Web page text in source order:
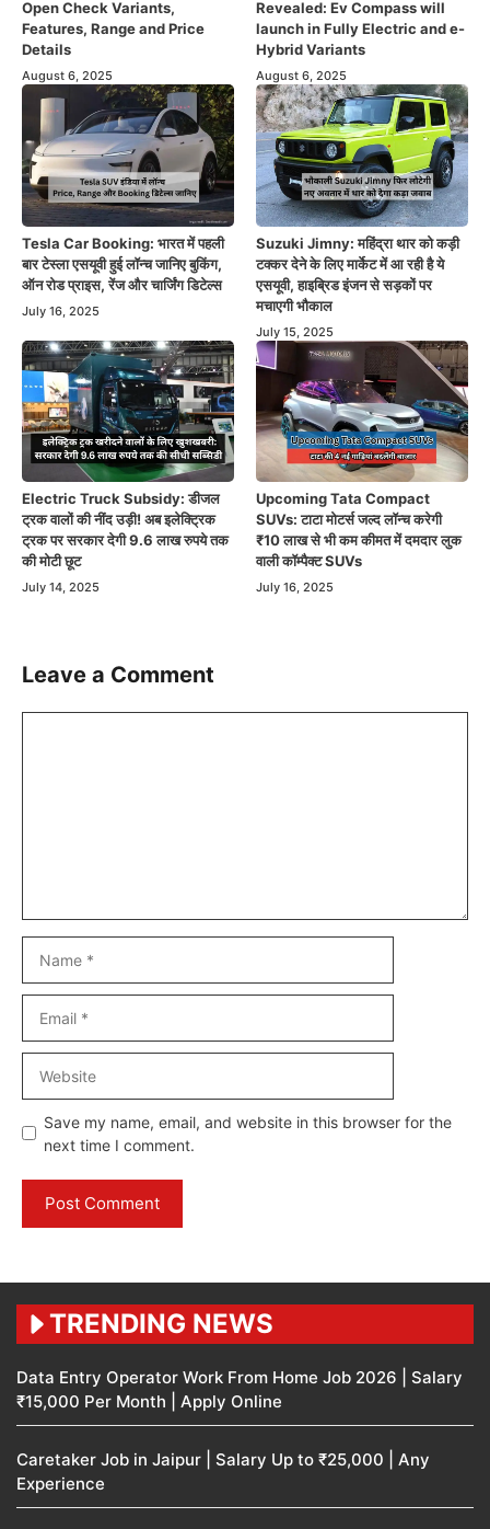
Open Check Variants,
Features, Range and Price
Details
August 6, 2025
Revealed: Ev Compass will
launch in Fully Electric and e-
Hybrid Variants
August 6, 2025
Tesla Car Booking: भारत में पहली
बार टेस्ला एसयूवी हुई लॉन्च जानिए बुकिंग,
ऑन रोड प्राइस, रेंज और चार्जिंग डिटेल्स
July 16, 2025
Suzuki Jimny: महिंद्रा थार को कड़ी
टक्कर देने के लिए मार्केट में आ रही है ये
एसयूवी, हाइब्रिड इंजन से सड़कों पर
मचाएगी भौकाल
July 15, 2025
Electric Truck Subsidy: डीजल
ट्रक वालों की नींद उड़ी! अब इलेक्ट्रिक
ट्रक पर सरकार देगी 9.6 लाख रुपये तक
की मोटी छूट
July 14, 2025
Upcoming Tata Compact
SUVs: टाटा मोटर्स जल्द लॉन्च करेगी
₹10 लाख से भी कम कीमत में दमदार लुक
वाली कॉम्पैक्ट SUVs
July 16, 2025
Leave a Comment
Save my name, email, and website in this browser for the
next time I comment.
TRENDING NEWS
Data Entry Operator Work From Home Job 2026 | Salary
₹15,000 Per Month | Apply Online
Caretaker Job in Jaipur | Salary Up to ₹25,000 | Any
Experience